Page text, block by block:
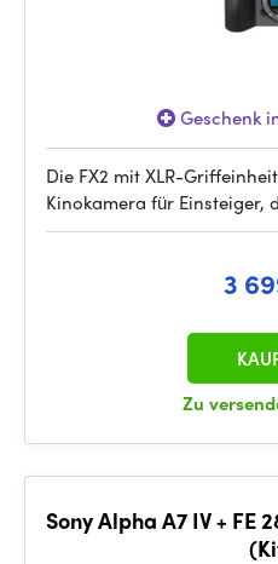
Geschenk
Die FX2 mit XLR-
Kinokamera für Einsteiger,
3
Zu
Sony Alpha A7 IV + FE